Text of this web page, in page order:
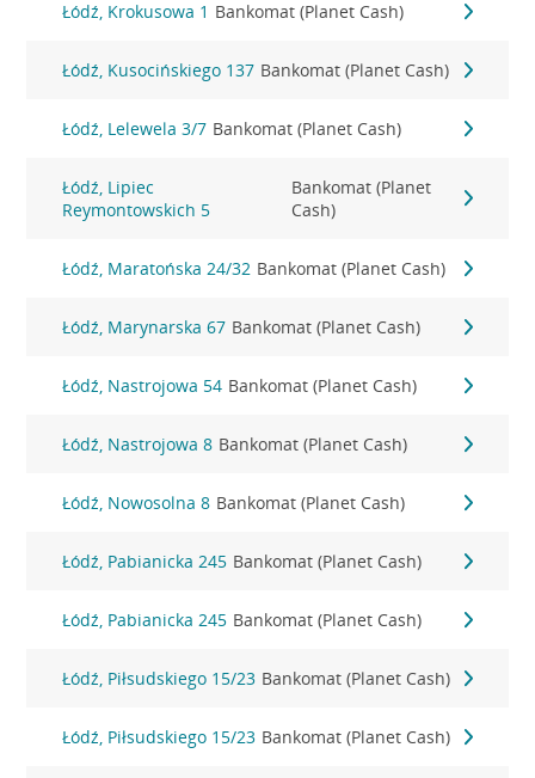
Łódź, Krokusowa 1 Bankomat (Planet Cash)
Łódź, Kusocińskiego 137 Bankomat (Planet Cash)
Łódź, Lelewela 3/7 Bankomat (Planet Cash)
Łódź, Lipiec
Reymontowskich 5
Bankomat (Planet
Cash)
Łódź, Maratońska 24/32 Bankomat (Planet Cash)
Łódź, Marynarska 67 Bankomat (Planet Cash)
Łódź, Nastrojowa 54 Bankomat (Planet Cash)
Łódź, Nastrojowa 8 Bankomat (Planet Cash)
Łódź, Nowosolna 8 Bankomat (Planet Cash)
Łódź, Pabianicka 245 Bankomat (Planet Cash)
Łódź, Pabianicka 245 Bankomat (Planet Cash)
Łódź, Piłsudskiego 15/23 Bankomat (Planet Cash)
Łódź, Piłsudskiego 15/23 Bankomat (Planet Cash)